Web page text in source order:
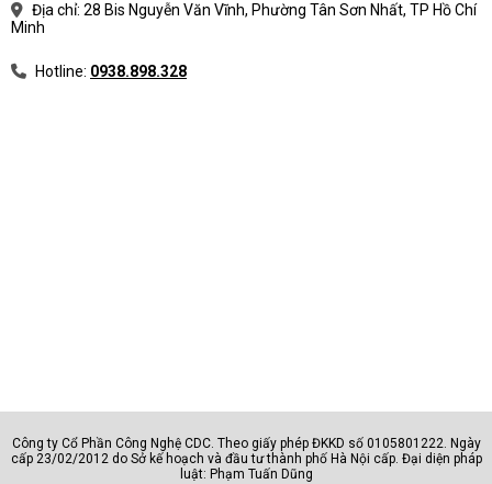
Địa chỉ: 28 Bis Nguyễn Văn Vĩnh, Phường Tân Sơn Nhất, TP Hồ Chí
Minh
Hotline: 0938.898.328
Công ty Cổ Phần Công Nghệ CDC. Theo giấy phép ĐKKD số 0105801222. Ngày
cấp 23/02/2012 do Sở kế hoạch và đầu tư thành phố Hà Nội cấp. Đại diện pháp
luật: Phạm Tuấn Dũng